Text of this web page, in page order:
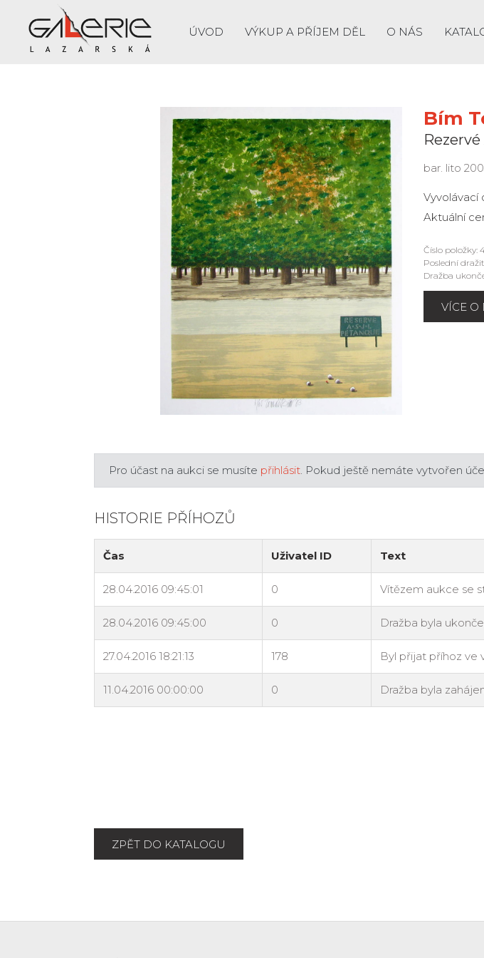
ÚVOD VÝKUP A PŘÍJEM DĚL O NÁS
Bím
Rezervé
bar. lito
Vyvolávací
Aktuální
Číslo položky:
Poslední
Dražba
VÍCE O
Pro účast na aukci se musíte přihlásit . Pokud ještě nemáte vytvořen
HISTORIE PŘÍHOZŮ
ZPĚT DO KATALOGU